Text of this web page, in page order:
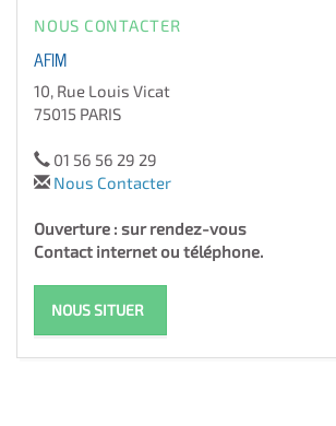
NOUS CONTACTER
AFIM
10, Rue Louis Vicat
75015 PARIS
01 56 56 29 29
Nous Contacter
Ouverture : sur rendez-vous
Contact internet ou téléphone.
NOUS SITUER